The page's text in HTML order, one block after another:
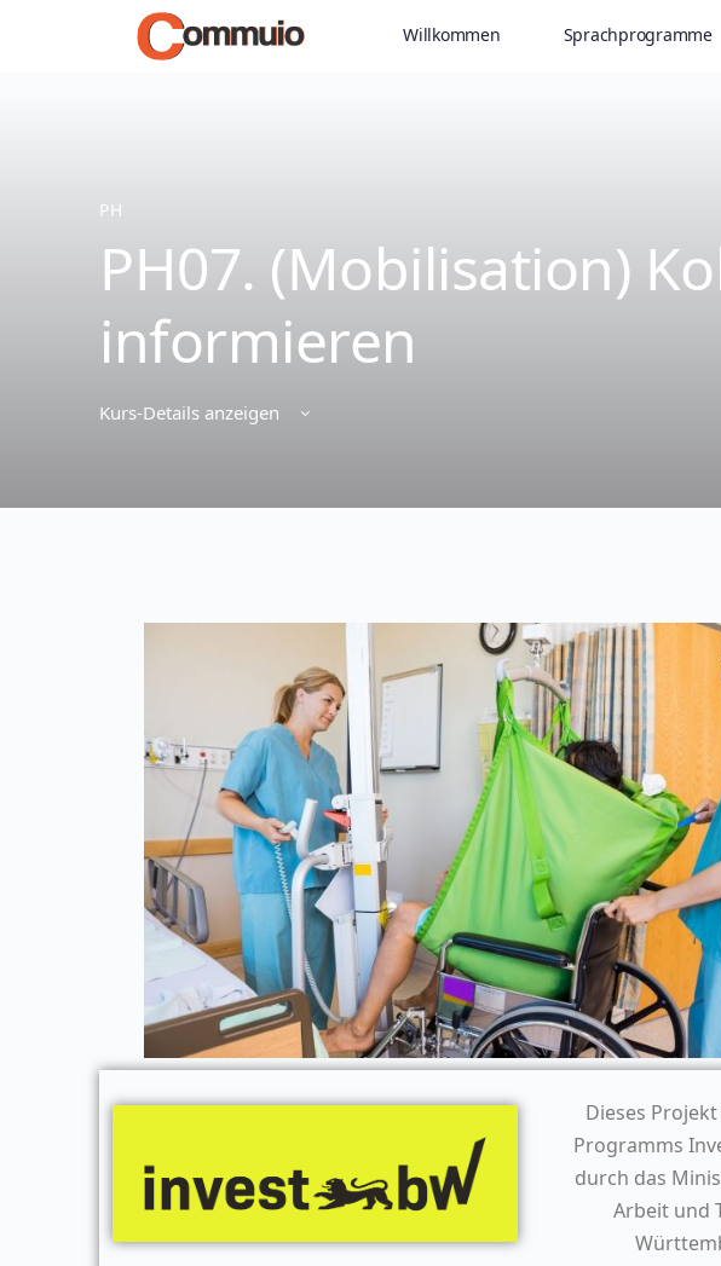
Willkommen Sprachprogramme
PH
PH07. (Mobilisation)
informieren
Kurs-Details anzeigen
Dieses
Programms
durch das
Arbeit und